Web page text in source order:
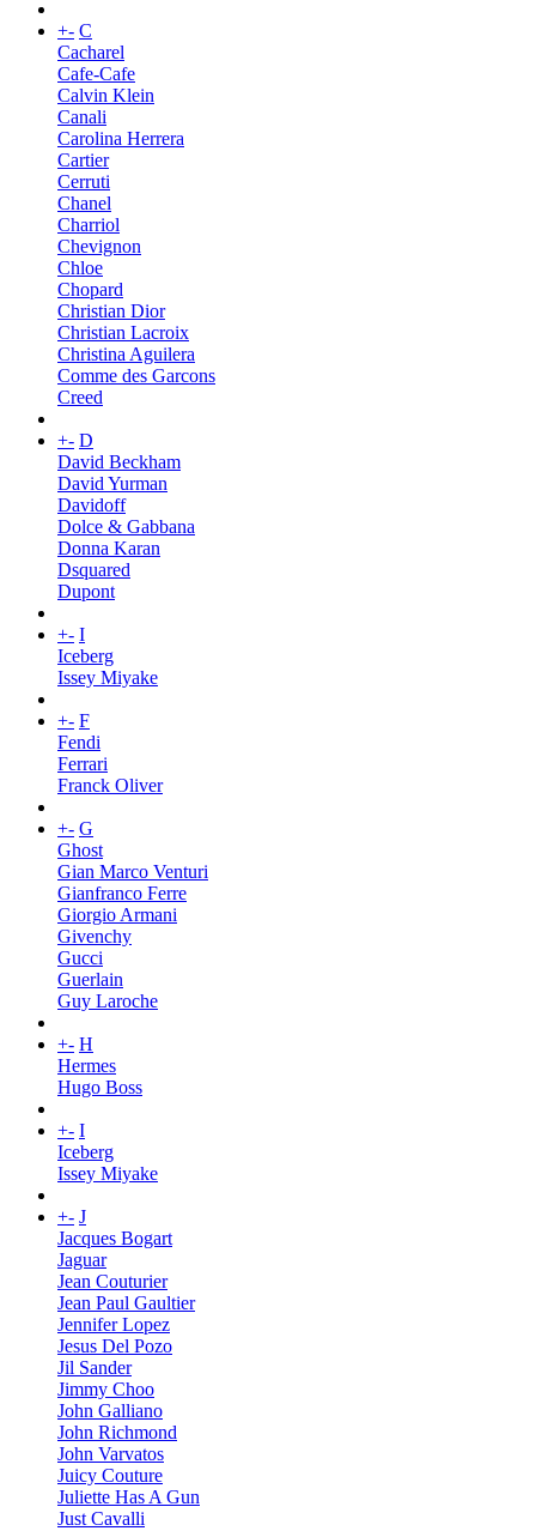
+- C
Cacharel
Cafe-Cafe
Calvin Klein
Canali
Carolina Herrera
Cartier
Cerruti
Chanel
Charriol
Chevignon
Chloe
Chopard
Christian Dior
Christian Lacroix
Christina Aguilera
Comme des Garcons
Creed
+- D
David Beckham
David Yurman
Davidoff
Dolce & Gabbana
Donna Karan
Dsquared
Dupont
+- I
Iceberg
Issey Miyake
+- F
Fendi
Ferrari
Franck Oliver
+- G
Ghost
Gian Marco Venturi
Gianfranco Ferre
Giorgio Armani
Givenchy
Gucci
Guerlain
Guy Laroche
+- H
Hermes
Hugo Boss
+- I
Iceberg
Issey Miyake
+- J
Jacques Bogart
Jaguar
Jean Couturier
Jean Paul Gaultier
Jennifer Lopez
Jesus Del Pozo
Jil Sander
Jimmy Choo
John Galliano
John Richmond
John Varvatos
Juicy Couture
Juliette Has A Gun
Just Cavalli